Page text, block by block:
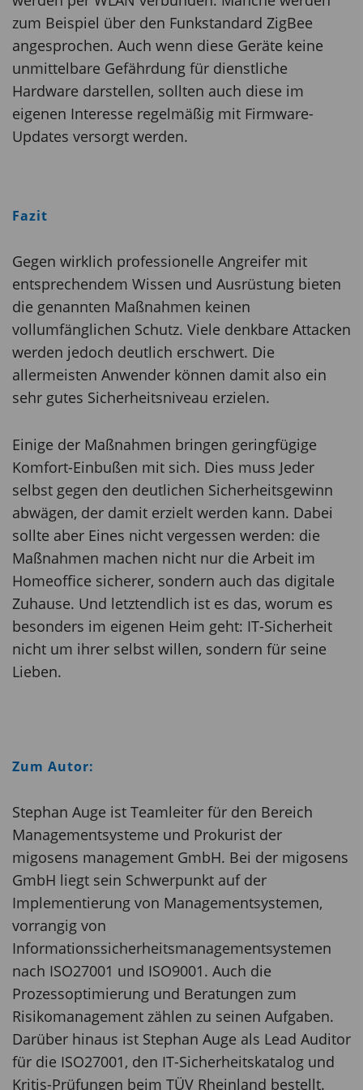
zum Beispiel über den Funkstandard ZigBee
angesprochen. Auch wenn diese Geräte keine
unmittelbare Gefährdung für dienstliche
Hardware darstellen, sollten auch diese im
eigenen Interesse regelmäßig mit Firmware-
Updates versorgt werden.
Fazit
Gegen wirklich professionelle Angreifer mit
entsprechendem Wissen und Ausrüstung bieten
die genannten Maßnahmen keinen
vollumfänglichen Schutz. Viele denkbare Attacken
werden jedoch deutlich erschwert. Die
allermeisten Anwender können damit also ein
sehr gutes Sicherheitsniveau erzielen.
Einige der Maßnahmen bringen geringfügige
Komfort-Einbußen mit sich. Dies muss Jeder
selbst gegen den deutlichen Sicherheitsgewinn
abwägen, der damit erzielt werden kann. Dabei
sollte aber Eines nicht vergessen werden: die
Maßnahmen machen nicht nur die Arbeit im
Homeoffice sicherer, sondern auch das digitale
Zuhause. Und letztendlich ist es das, worum es
besonders im eigenen Heim geht: IT-Sicherheit
nicht um ihrer selbst willen, sondern für seine
Lieben.
Zum Autor:
Stephan Auge ist Teamleiter für den Bereich
Managementsysteme und Prokurist der
migosens management GmbH. Bei der migosens
GmbH liegt sein Schwerpunkt auf der
Implementierung von Managementsystemen,
vorrangig von
Informationssicherheitsmanagementsystemen
nach ISO27001 und ISO9001. Auch die
Prozessoptimierung und Beratungen zum
Risikomanagement zählen zu seinen Aufgaben.
Darüber hinaus ist Stephan Auge als Lead Auditor
für die ISO27001, den IT-Sicherheitskatalog und
Kritis-Prüfungen beim TÜV Rheinland bestellt.